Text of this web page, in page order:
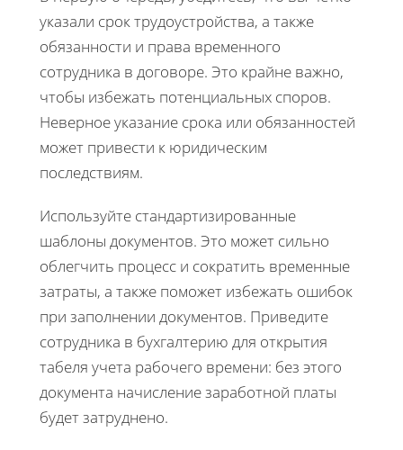
указали срок трудоустройства, а также
обязанности и права временного
сотрудника в договоре. Это крайне важно,
чтобы избежать потенциальных споров.
Неверное указание срока или обязанностей
может привести к юридическим
последствиям.
Используйте стандартизированные
шаблоны документов. Это может сильно
облегчить процесс и сократить временные
затраты, а также поможет избежать ошибок
при заполнении документов. Приведите
сотрудника в бухгалтерию для открытия
табеля учета рабочего времени: без этого
документа начисление заработной платы
будет затруднено.